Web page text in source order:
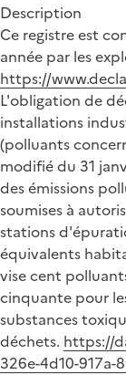
Description
Ce registre est
année par les
https://
L'obligation de
installations
(polluants
modifié du 31
des émissions
soumises à
stations
équivalents
vise cent
cinquante pour
substances
déchets. https://
326e-4d10-917a-